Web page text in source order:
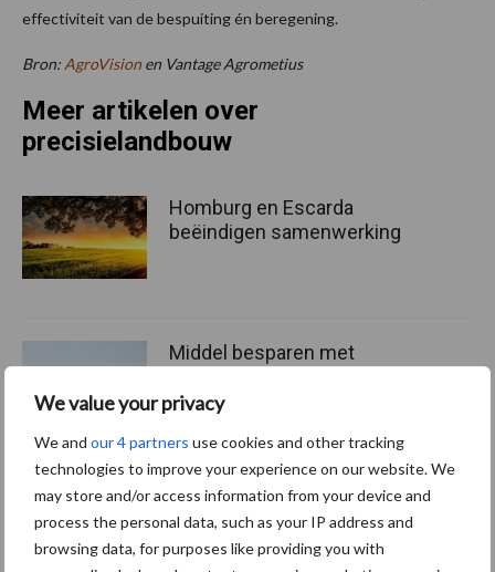
We value your privacy
We and our 4 partners use cookies and other tracking
technologies to improve your experience on our website. We
may store and/or access information from your device and
process the personal data, such as your IP address and
browsing data, for purposes like providing you with
effectiviteit van de bespuiting én beregening.
Bron: AgroVision en Vantage Agrometius
Meer artikelen over
precisielandbouw
Homburg en Escarda
beëindigen samenwerking
Middel besparen met
druppel op de juiste plek”
In-row wieders: camera’s en
schoffelelementen vormen
een gouden duo